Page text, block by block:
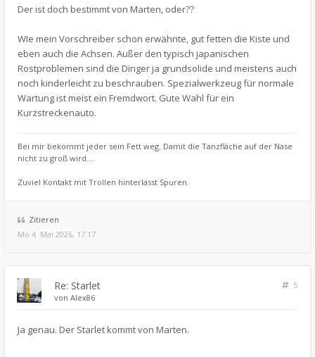
Der ist doch bestimmt von Marten, oder??
WIe mein Vorschreiber schon erwähnte, gut fetten die Kiste und
eben auch die Achsen. Außer den typisch japanischen
Rostproblemen sind die Dinger ja grundsolide und meistens auch
noch kinderleicht zu beschrauben. Spezialwerkzeug für normale
Wartung ist meist ein Fremdwort. Gute Wahl für ein
Kurzstreckenauto.
Bei mir bekommt jeder sein Fett weg. Damit die Tanzfläche auf der Nase
nicht zu groß wird....
Zuviel Kontakt mit Trollen hinterlässt Spuren.
Zitieren
Mo 4. Mai 2026, 17:17
Re: Starlet
5
von Alex86
Ja genau. Der Starlet kommt von Marten.